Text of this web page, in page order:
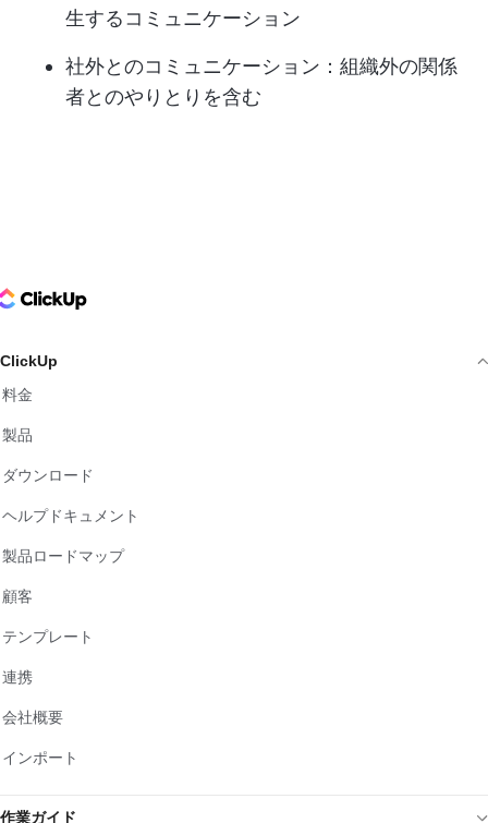
生するコミュニケーション
社外とのコミュニケーション：組織外の関係
者とのやりとりを含む
Logo
ClickUp
料金
製品
ダウンロード
ヘルプドキュメント
製品ロードマップ
顧客
テンプレート
連携
会社概要
インポート
作業ガイド